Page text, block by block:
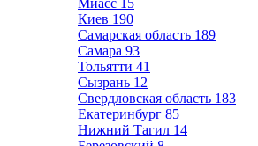
Миасс 15
Киев 190
Самарская область 189
Самара 93
Тольятти 41
Сызрань 12
Свердловская область 183
Екатеринбург 85
Нижний Тагил 14